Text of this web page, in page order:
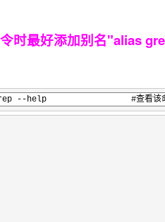
令时最好添加别名"alias
~]# grep --help #查看该命令